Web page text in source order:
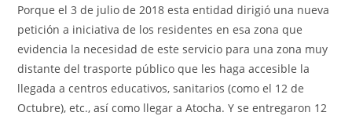
Porque el 3 de julio de 2018 esta entidaddirigió una nueva
petición a iniciativa de los residentes en esa zona que
evidencia la necesidad de este servicio para una zona muy
distante del trasporte público que les haga accesible la
llegada a centros educativos, sanitarios (como el 12 de
Octubre), etc., así como llegar a Atocha. Y se entregaron 12